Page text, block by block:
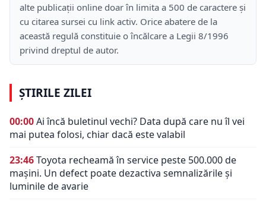
alte publicații online doar în limita a 500 de caractere și
cu citarea sursei cu link activ. Orice abatere de la
această regulă constituie o încălcare a Legii 8/1996
privind dreptul de autor.
ȘTIRILE ZILEI
00:00Ai încă buletinul vechi? Data după care nu îl vei
mai putea folosi, chiar dacă este valabil
23:46Toyota recheamă în service peste 500.000 de
mașini. Un defect poate dezactiva semnalizările și
luminile de avarie